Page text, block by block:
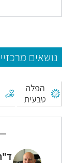
נושאים
הפלה
טבעית